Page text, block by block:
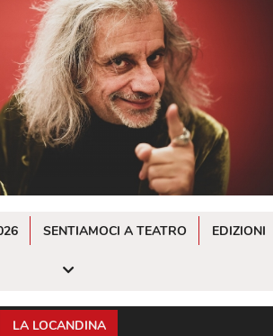
SENTIAMOCI A TEATRO EDIZIONI
LA LOCANDINA